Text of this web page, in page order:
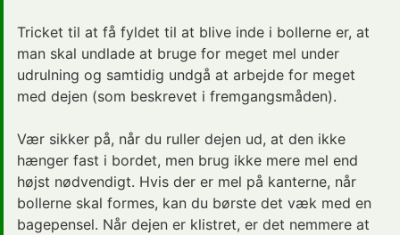
Tricket til at få fyldet til at blive inde i bollerne er, at
man skal undlade at bruge for meget mel under
udrulning og samtidig undgå at arbejde for meget
med dejen (som beskrevet i fremgangsmåden).
Vær sikker på, når du ruller dejen ud, at den ikke
hænger fast i bordet, men brug ikke mere mel end
højst nødvendigt. Hvis der er mel på kanterne, når
bollerne skal formes, kan du børste det væk med en
bagepensel. Når dejen er klistret, er det nemmere at